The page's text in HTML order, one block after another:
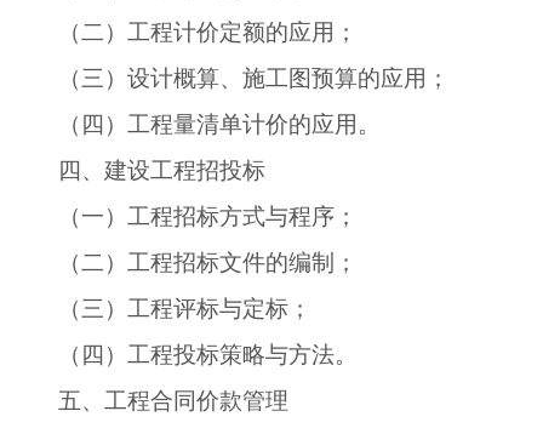
（二）工程计价定额的应用；
（三）设计概算、施工图预算的应用；
（四）工程量清单计价的应用。
四、建设工程招投标
（一）工程招标方式与程序；
（二）工程招标文件的编制；
（三）工程评标与定标；
（四）工程投标策略与方法。
五、工程合同价款管理